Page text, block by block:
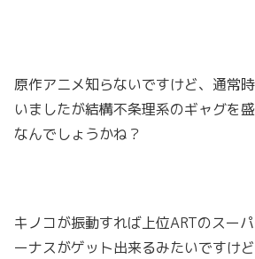
原作アニメ知らないですけど、通常
いましたが結構不条理系のギャグを
なんでしょうかね？
キノコが振動すれば上位ARTのスー
ーナスがゲット出来るみたいですけ